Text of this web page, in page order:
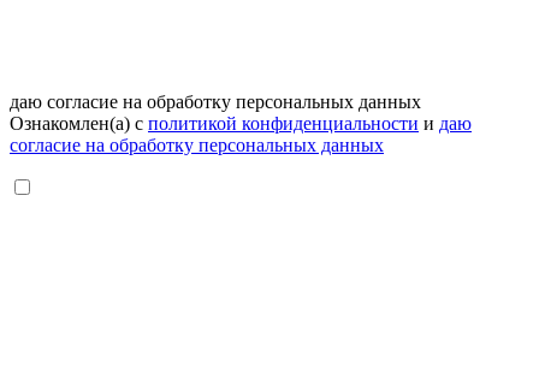
даю согласие на обработку персональных данных
Ознакомлен(а) с политикой конфиденциальности и даю
согласие на обработку персональных данных